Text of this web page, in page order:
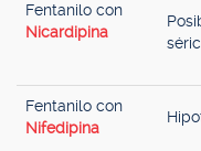
Fentanilo con
Nicardipina
Fentanilo con
Nifedipina